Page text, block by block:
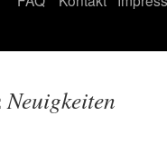
Neuigkeiten